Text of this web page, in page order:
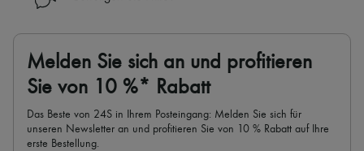
Melden Sie sich an und profitieren
Sie von 10 %* Rabatt
Das Beste von 24S in Ihrem Posteingang: Melden Sie sich für
unseren Newsletter an und profitieren Sie von 10 % Rabatt auf Ihre
erste Bestellung.